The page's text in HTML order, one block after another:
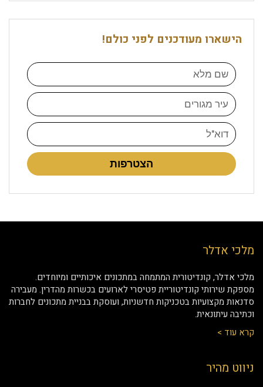
הישארו מעודכנים לפני כולם!
הצטרפות
מלכי אדלר
מלכי אדלר, קונדיטורית המתמחה במתכונים איכותיים ומיוחדים.
מספקת שירותי קונדיטוריית פטיסרי לארועים בכשרות מהדרין. מעבירה
סדנאות מקצועיות בטכניקות חדשניות, ועוסקת בבניית מתכונים לחברות
וכתיבה עיתונאית.
קרא עוד >
ניווט מהיר